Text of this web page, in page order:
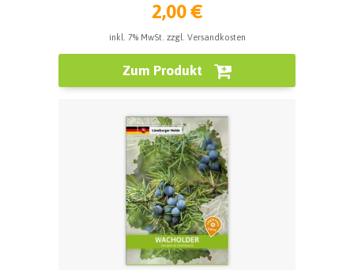
2,00 €
inkl. 7% MwSt. zzgl. Versandkosten
Zum Produkt